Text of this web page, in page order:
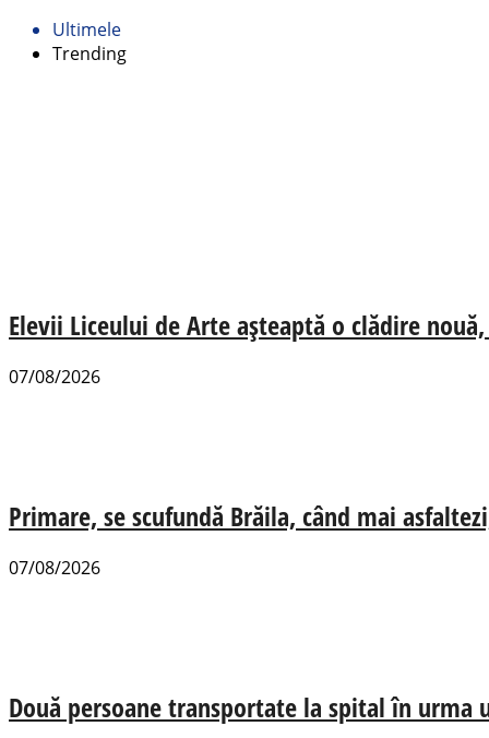
Ultimele
Trending
Elevii Liceului de Arte așteaptă o clădire
07/08/2026
Primare, se scufundă Brăila, când mai
07/08/2026
Două persoane transportate la spital în